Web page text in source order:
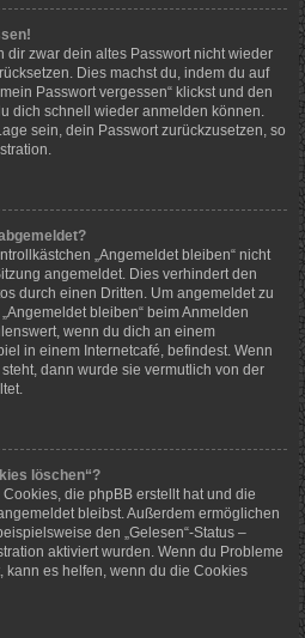
dir zwar dein altes Passwort nicht wieder
Dies machst du, indem du auf
Passwort vergessen“ klickst und den
dich schnell wieder anmelden können.
sein, dein Passwort zurückzusetzen, so
„Angemeldet bleiben“ nicht
angemeldet. Dies verhindert den
durch einen Dritten. Um angemeldet zu
bleiben“ beim Anmelden
wenn du dich an einem
in einem Internetcafé, befindest. Wenn
dann wurde sie vermutlich von der
löschen“?
die phpBB erstellt hat und die
bleibst. Außerdem ermöglichen
den „Gelesen“-Status –
aktiviert wurden. Wenn du Probleme
kann es helfen, wenn du die Cookies